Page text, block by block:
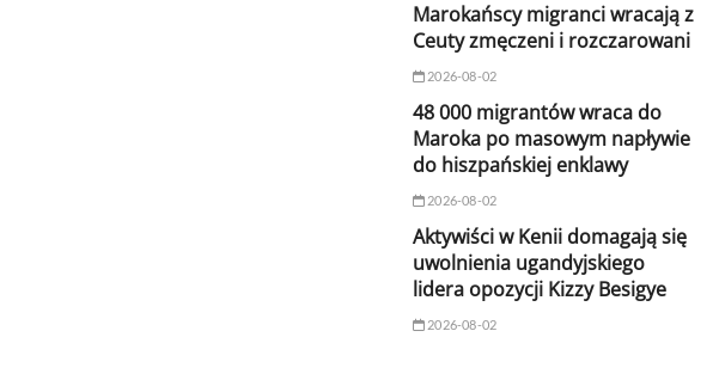
Marokańscy migranci wracają z
Ceuty zmęczeni i rozczarowani
2026-08-02
48 000 migrantów wraca do
Maroka po masowym napływie
do hiszpańskiej enklawy
2026-08-02
Aktywiści w Kenii domagają się
uwolnienia ugandyjskiego
lidera opozycji Kizzy Besigye
2026-08-02